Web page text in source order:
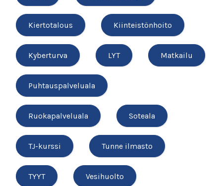
Kiertotalous Kiinteistönhoito
Kyberturva LYT Matkailu
Puhtauspalveluala
Ruokapalveluala Soteala
TJ-kurssi Tunne ilmasto
TYYT Vesihuolto